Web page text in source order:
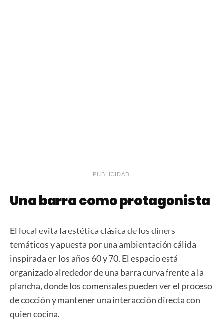
PUBLICIDAD
Una barra como protagonista
El local evita la estética clásica de los diners
temáticos y apuesta por una ambientación cálida
inspirada en los años 60 y 70. El espacio está
organizado alrededor de una barra curva frente a la
plancha, donde los comensales pueden ver el proceso
de cocción y mantener una interacción directa con
quien cocina.